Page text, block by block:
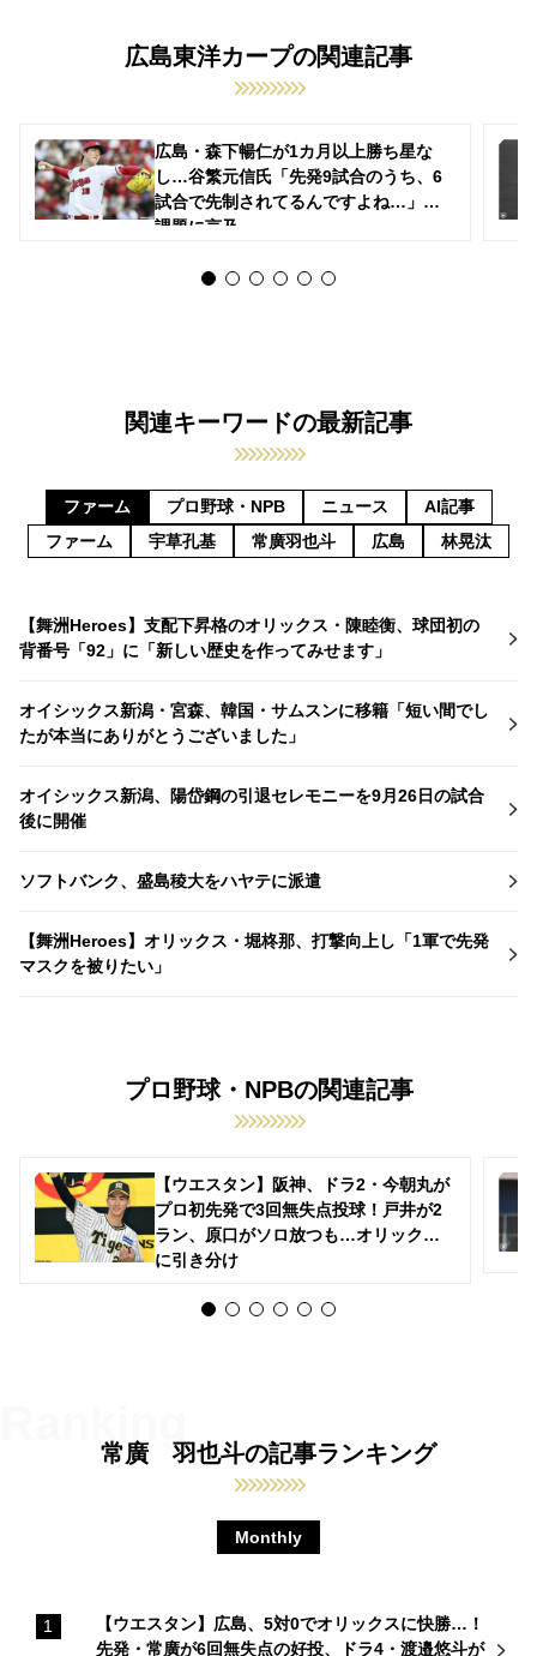
広島東洋カープの関連記事
広島・森下暢仁が1カ月以上勝ち星な
し…谷繁元信氏「先発9試合のうち、6
試合で先制されてるんですよね…」と
課題に言及
関連キーワードの最新記事
ファーム プロ野球・NPB ニュース
AI記事
ファーム
宇草孔基 常廣羽也斗 広島 林晃汰
【舞洲Heroes】支配下昇格のオリックス・陳睦衡、球団初の
背番号「92」に「新しい歴史を作ってみせます」
オイシックス新潟・宮森、韓国・サムスンに移籍「短い間でし
たが本当にありがとうございました」
オイシックス新潟、陽岱鋼の引退セレモニーを9月26日の試合
後に開催
ソフトバンク、盛島稜大をハヤテに派遣
【舞洲Heroes】オリックス・堀柊那、打撃向上し「1軍で先発
マスクを被りたい」
プロ野球・NPBの関連記事
【ウエスタン】阪神、ドラ2・今朝丸が
プロ初先発で3回無失点投球！戸井が2
ラン、原口がソロ放つも…オリックス
に引き分け
常廣 羽也斗の記事ランキング
Monthly
【ウエスタン】広島、5対0でオリックスに快勝…！
先発・常廣が6回無失点の好投、ドラ4・渡邉悠斗が